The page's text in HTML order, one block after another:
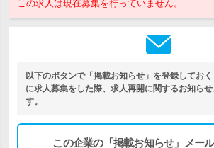
この求人は現在募集を行っていません。
以下のボタンで「掲載お知らせ」を登録してお
に求人募集をした際、求人再開に関するお知ら
す。
この企業の「掲載お知らせ」メー